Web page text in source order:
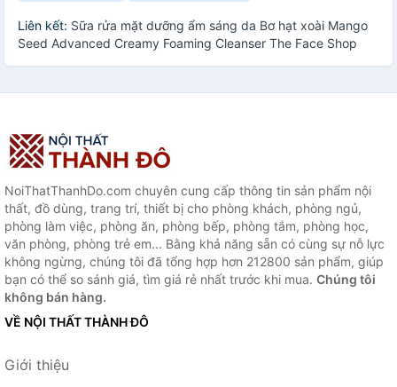
Liên kết: Sữa rửa mặt dưỡng ẩm sáng da Bơ hạt xoài Mango
Seed Advanced Creamy Foaming Cleanser The Face Shop
NoiThatThanhDo.com chuyên cung cấp thông tin sản phẩm nội
thất, đồ dùng, trang trí, thiết bị cho phòng khách, phòng ngủ,
phòng làm việc, phòng ăn, phòng bếp, phòng tắm, phòng học,
văn phòng, phòng trẻ em... Bằng khả năng sẵn có cùng sự nỗ lực
không ngừng, chúng tôi đã tổng hợp hơn 212800 sản phẩm, giúp
bạn có thể so sánh giá, tìm giá rẻ nhất trước khi mua. Chúng tôi
không bán hàng.
VỀ NỘI THẤT THÀNH ĐÔ
Giới thiệu